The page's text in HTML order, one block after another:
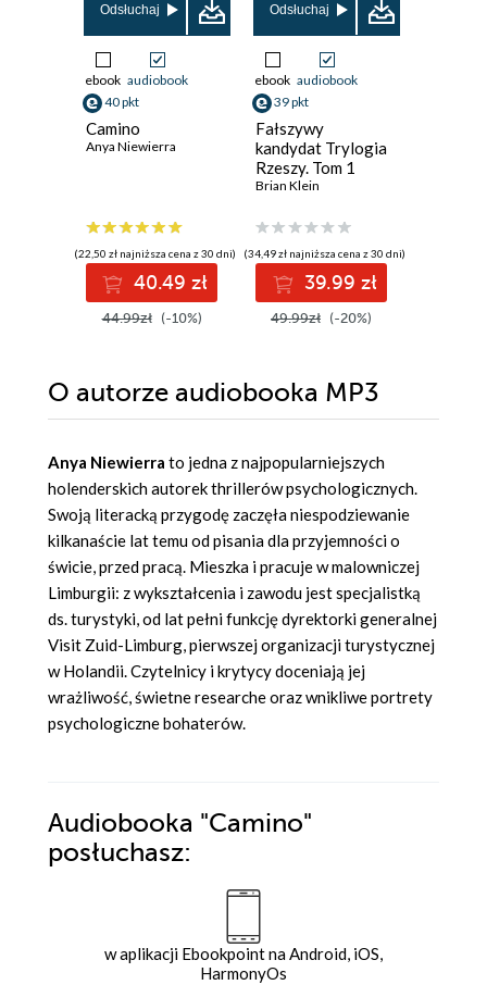
Odsłuchaj
ebook audiobook
40 pkt
Camino
Anya Niewierra
(22,50 zł najniższa cena z 30 dni)
40.49 zł
44.99zł (-10%)
Odsłuchaj
ebook audiobook
39 pkt
Fałszywy
kandydat Trylogia
Rzeszy. Tom 1
Brian Klein
(34,49 zł najniższa cena z 30 dni)
39.99 zł
49.99zł (-20%)
O autorze audiobooka MP3
Anya Niewierra to jedna z najpopularniejszych
holenderskich autorek thrillerów psychologicznych.
Swoją literacką przygodę zaczęła niespodziewanie
kilkanaście lat temu od pisania dla przyjemności o
świcie, przed pracą. Mieszka i pracuje w malowniczej
Limburgii: z wykształcenia i zawodu jest specjalistką
ds. turystyki, od lat pełni funkcję dyrektorki generalnej
Visit Zuid-Limburg, pierwszej organizacji turystycznej
w Holandii. Czytelnicy i krytycy doceniają jej
wrażliwość, świetne researche oraz wnikliwe portrety
psychologiczne bohaterów.
Audiobooka "Camino"
posłuchasz:
w aplikacji Ebookpoint na Android, iOS,
HarmonyOs